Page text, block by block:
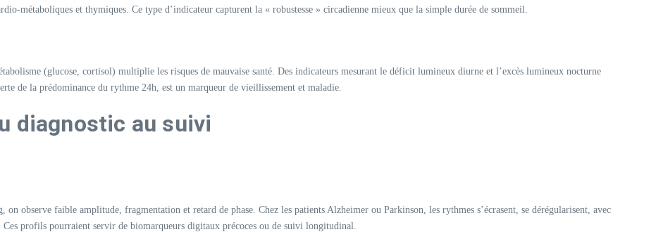
métaboliques et thymiques. Ce type d’indicateur capturent la « robustesse » circadienne mieux que la simple durée de sommeil.​
(glucose, cortisol) multiplie les risques de mauvaise santé. Des indicateurs mesurant le déficit lumineux diurne et l’excès lumineux nocturne
de la prédominance du rythme 24h, est un marqueur de vieillissement et maladie.​
diagnostic au suivi
observe faible amplitude, fragmentation et retard de phase. Chez les patients Alzheimer ou Parkinson, les rythmes s’écrasent, se dérégularisent, avec
profils pourraient servir de biomarqueurs digitaux précoces ou de suivi longitudinal.​